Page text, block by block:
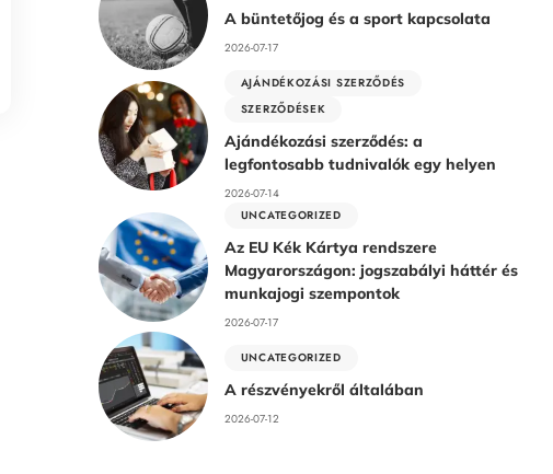
A büntetőjog és a sport kapcsolata
2026-07-17
AJÁNDÉKOZÁSI SZERZŐDÉS
SZERZŐDÉSEK
Ajándékozási szerződés: a
legfontosabb tudnivalók egy helyen
2026-07-14
UNCATEGORIZED
Az EU Kék Kártya rendszere
Magyarországon: jogszabályi háttér és
munkajogi szempontok
2026-07-17
UNCATEGORIZED
A részvényekről általában
2026-07-12